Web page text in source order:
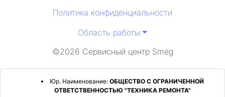
Политика конфиденциальности
Область работы
©2026 Сервисный центр Smeg
Юр. Наименование: ОБЩЕСТВО С ОГРАНИЧЕННОЙ
ОТВЕТСТВЕННОСТЬЮ "ТЕХНИКА РЕМОНТА"